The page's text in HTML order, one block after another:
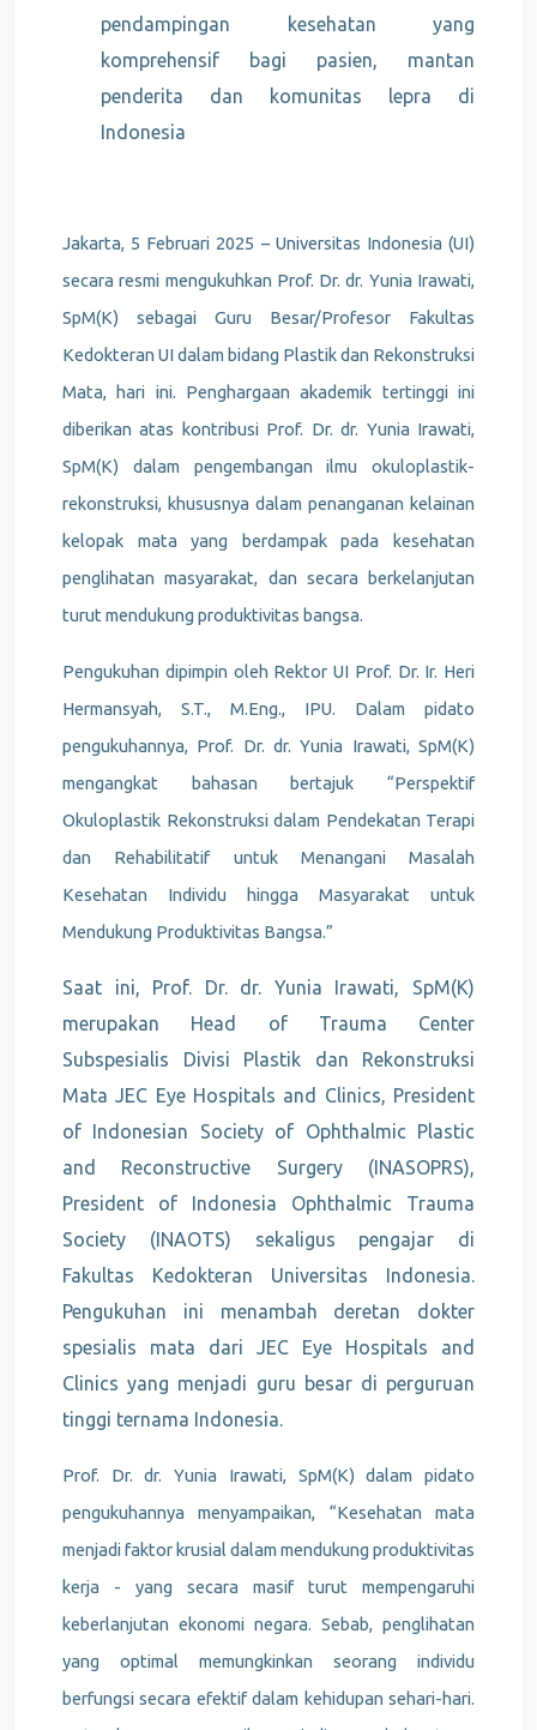
pendampingan kesehatan yang
komprehensif bagi pasien, mantan
penderita dan komunitas lepra di
Indonesia
Jakarta, 5 Februari 2025 – Universitas Indonesia (UI)
secara resmi mengukuhkan Prof. Dr. dr. Yunia Irawati,
SpM(K) sebagai Guru Besar/Profesor Fakultas
Kedokteran UI dalam bidang Plastik dan Rekonstruksi
Mata, hari ini. Penghargaan akademik tertinggi ini
diberikan atas kontribusi Prof. Dr. dr. Yunia Irawati,
SpM(K) dalam pengembangan ilmu okuloplastik-
rekonstruksi, khususnya dalam penanganan kelainan
kelopak mata yang berdampak pada kesehatan
penglihatan masyarakat, dan secara berkelanjutan
turut mendukung produktivitas bangsa.
Pengukuhan dipimpin oleh Rektor UI Prof. Dr. Ir. Heri
Hermansyah, S.T., M.Eng., IPU. Dalam pidato
pengukuhannya, Prof. Dr. dr. Yunia Irawati, SpM(K)
mengangkat bahasan bertajuk “Perspektif
Okuloplastik Rekonstruksi dalam Pendekatan Terapi
dan Rehabilitatif untuk Menangani Masalah
Kesehatan Individu hingga Masyarakat untuk
Mendukung Produktivitas Bangsa.”
Saat ini, Prof. Dr. dr. Yunia Irawati, SpM(K)
merupakan Head of Trauma Center
Subspesialis Divisi Plastik dan Rekonstruksi
Mata JEC Eye Hospitals and Clinics, President
of Indonesian Society of Ophthalmic Plastic
and Reconstructive Surgery (INASOPRS),
President of Indonesia Ophthalmic Trauma
Society (INAOTS) sekaligus pengajar di
Fakultas Kedokteran Universitas Indonesia.
Pengukuhan ini menambah deretan dokter
spesialis mata dari JEC Eye Hospitals and
Clinics yang menjadi guru besar di perguruan
tinggi ternama Indonesia.
Prof. Dr. dr. Yunia Irawati, SpM(K)dalam pidato
pengukuhannya menyampaikan, “Kesehatan mata
menjadi faktor krusial dalam mendukung produktivitas
kerja - yang secara masif turut mempengaruhi
keberlanjutan ekonomi negara. Sebab, penglihatan
yang optimal memungkinkan seorang individu
berfungsi secara efektif dalam kehidupan sehari-hari.